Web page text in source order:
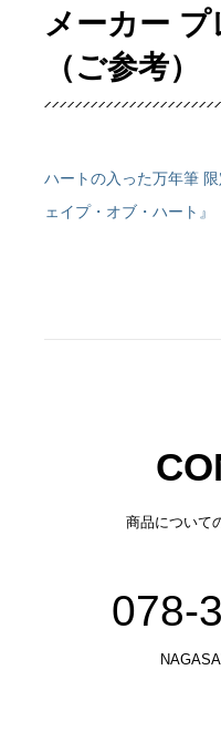
メーカー
（ご参考）
ハートの入った万年筆
ェイプ・オブ・ハート』
商品について
078-